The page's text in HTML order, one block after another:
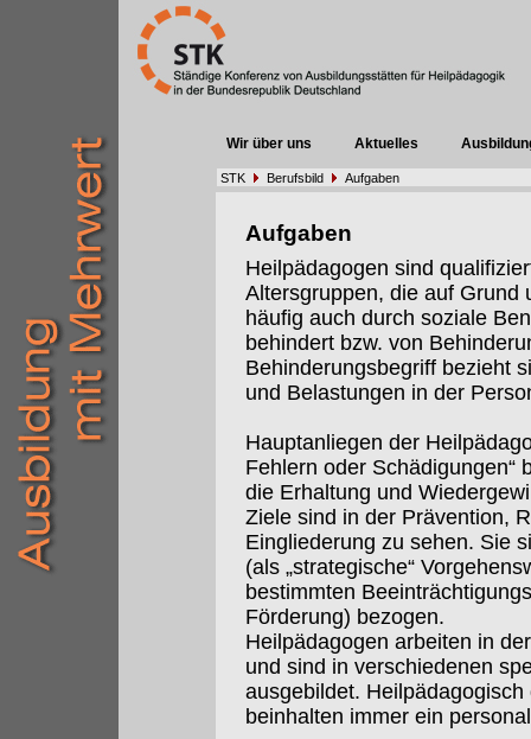
Wir über uns Aktuelles
STK Berufsbild Aufgaben
Aufgaben
Heilpädagogen sind
Altersgruppen, die auf Grund
häufig auch durch soziale
behindert bzw. von
Behinderungsbegriff bezieht
und Belastungen in der
Hauptanliegen der
Fehlern oder Schädigungen“
die Erhaltung und
Ziele sind in der Prävention,
Eingliederung zu sehen. Sie
(als „strategische“
bestimmten
Förderung) bezogen.
Heilpädagogen arbeiten in
und sind in verschiedenen
ausgebildet.
beinhalten immer ein